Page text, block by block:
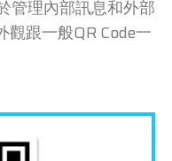
管理內部訊息和外部
觀跟一般QR Code一